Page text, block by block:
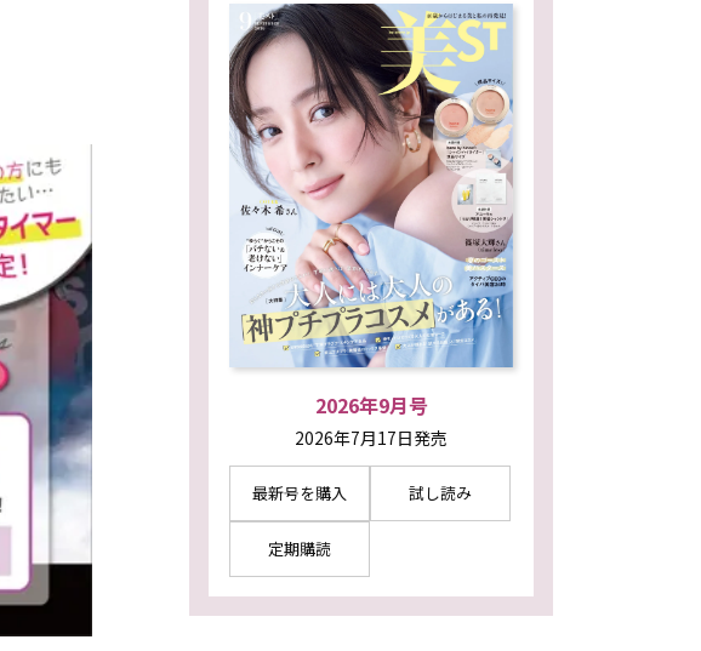
2026年9月号
2026年7月17日発売
最新号を購入 試し読み
定期購読